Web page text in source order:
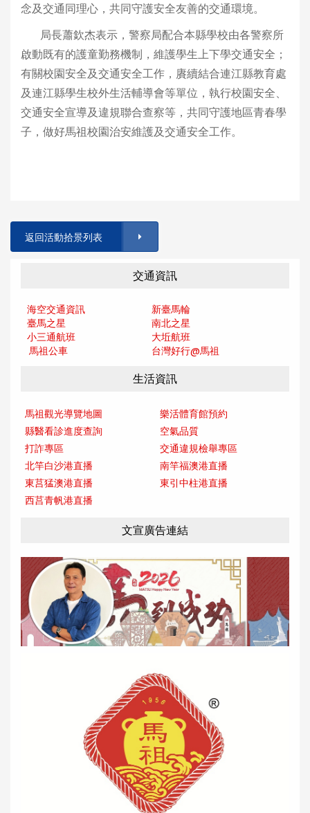
念及交通同理心，共同守護安全友善的交通環境。
局長蕭欽杰表示，警察局配合本縣學校由各警察所
啟動既有的護童勤務機制，維護學生上下學交通安全；
有關校園安全及交通安全工作，賡續結合連江縣教育處
及連江縣學生校外生活輔導會等單位，執行校園安全、
交通安全宣導及違規聯合查察等，共同守護地區青春學
子，做好馬祖校園治安維護及交通安全工作。
返回活動拾景列表
交通資訊
海空交通資訊
新臺馬輪
臺馬之星
南北之星
小三通航班
大坵航班
馬祖公車
台灣好行@馬祖
生活資訊
馬祖觀光導覽地圖
樂活體育館預約
縣醫看診進度查詢
空氣品質
打詐專區
交通違規檢舉專區
北竿白沙港直播
南竿福澳港直播
東莒猛澳港直播
東引中柱港直播
西莒青帆港直播
文宣廣告連結